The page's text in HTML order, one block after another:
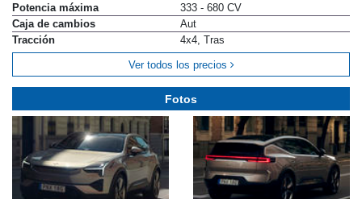
Potencia máxima
333 - 680 CV
Caja de cambios
Aut
Tracción
4x4, Tras
Ver todos los precios
Fotos